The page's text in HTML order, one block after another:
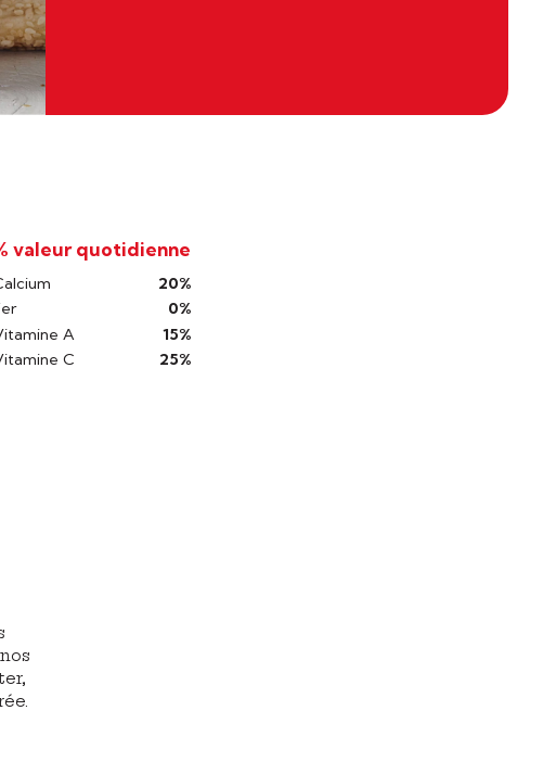
valeur quotidienne
20%
0%
A
15%
C
25%